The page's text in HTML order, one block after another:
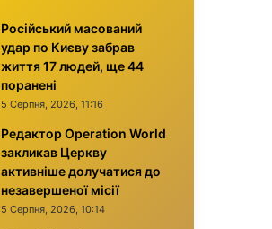
Російський масований
удар по Києву забрав
життя 17 людей, ще 44
поранені
5 Серпня, 2026, 11:16
Редактор Operation World
закликав Церкву
активніше долучатися до
незавершеної місії
5 Серпня, 2026, 10:14